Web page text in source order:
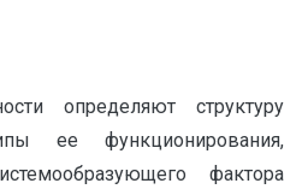
определяют структуру
ее функционирования,
фактора